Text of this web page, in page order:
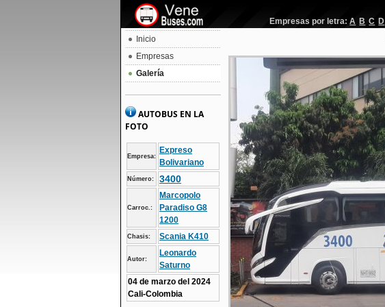
Empresas por letra: A B C D
Inicio
Empresas
Galería
AUTOBUS EN LA
FOTO
Empresa:
Expreso
Bolivariano
Número: 3400
Carroc.:
Marcopolo
Paradiso G8
1200
Chasis: Scania K410
Autor:
Leonardo
Saturno
04 de marzo del 2024
Cali-Colombia